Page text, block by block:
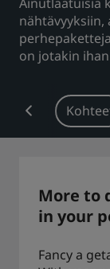
Park Plaza
Prize by Radisson
Keskustan
nähtävyyksiin,
on jotakin
More to
in your
Fancy a